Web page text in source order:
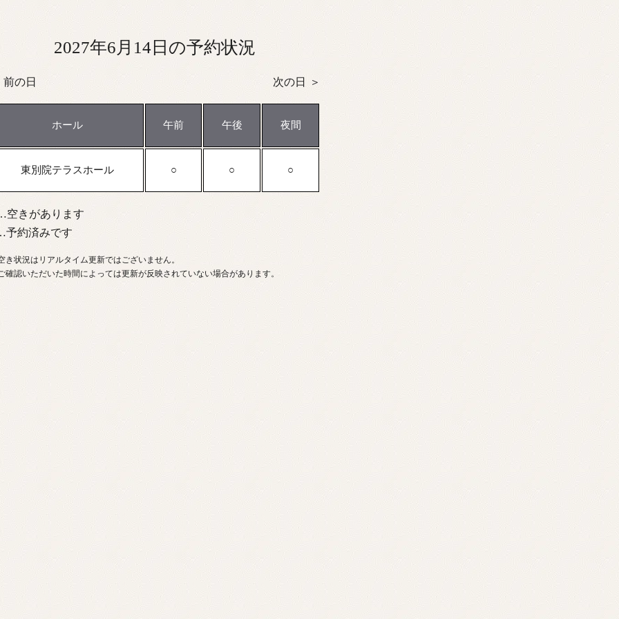
2027年6月14日の予約状況
前の日 次の日
ホール 午前 午後 夜間
東別院テラスホール
空きがあります
約済みです
き状況はリアルタイム更新ではございません。
確認いただいた時間によっては更新が反映されていない場合があります。